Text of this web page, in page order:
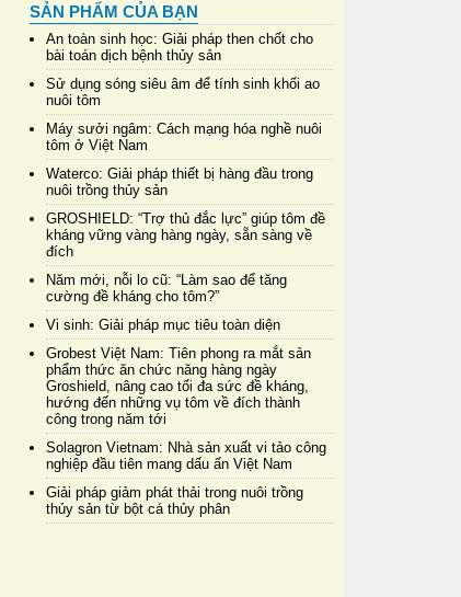
SẢN PHẨM CỦA BẠN
An toàn sinh học: Giải pháp then chốt cho
bài toán dịch bệnh thủy sản
Sử dụng sóng siêu âm để tính sinh khối ao
nuôi tôm
Máy sưởi ngâm: Cách mạng hóa nghề nuôi
tôm ở Việt Nam
Waterco: Giải pháp thiết bị hàng đầu trong
nuôi trồng thủy sản
GROSHIELD: “Trợ thủ đắc lực” giúp tôm đề
kháng vững vàng hàng ngày, sẵn sàng về
đích
Năm mới, nỗi lo cũ: “Làm sao để tăng
cường đề kháng cho tôm?”
Vi sinh: Giải pháp mục tiêu toàn diện
Grobest Việt Nam: Tiên phong ra mắt sản
phẩm thức ăn chức năng hàng ngày
Groshield, nâng cao tối đa sức đề kháng,
hướng đến những vụ tôm về đích thành
công trong năm tới
Solagron Vietnam: Nhà sản xuất vi tảo công
nghiệp đầu tiên mang dấu ấn Việt Nam
Giải pháp giảm phát thải trong nuôi trồng
thủy sản từ bột cá thủy phân